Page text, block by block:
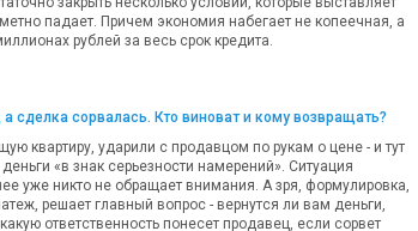
падает. Причем экономия набегает не копеечная, а
рублей за весь срок кредита.
сделка сорвалась. Кто виноват и кому возвращать?
квартиру, ударили с продавцом по рукам о цене - и тут
«в знак серьезности намерений». Ситуация
уже никто не обращает внимания. А зря, формулировка,
решает главный вопрос - вернутся ли вам деньги,
ответственность понесет продавец, если сорвет